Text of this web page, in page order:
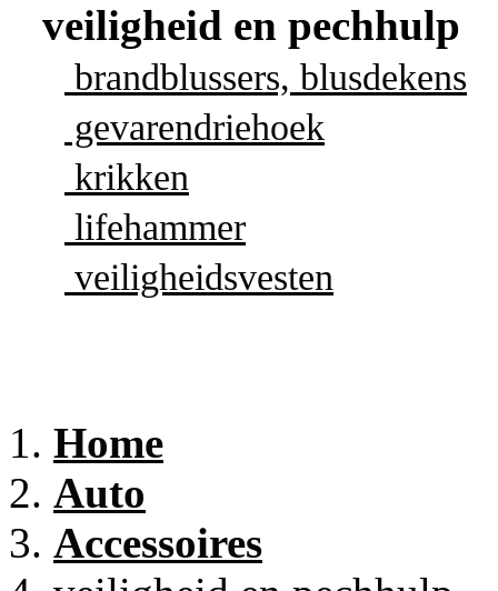
veiligheid en pechhulp
brandblussers, blusdekens
gevarendriehoek
krikken
lifehammer
veiligheidsvesten
Home
Auto
Accessoires